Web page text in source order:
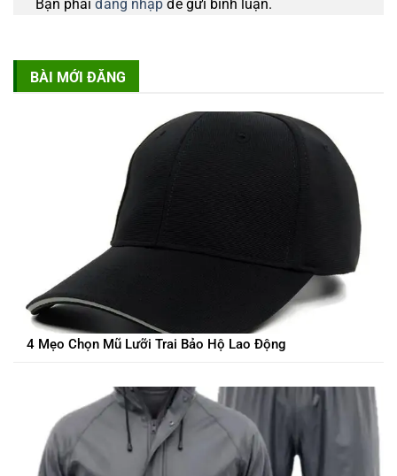
Bạn phải đăng nhập để gửi bình luận.
BÀI MỚI ĐĂNG
4 Mẹo Chọn Mũ Lưỡi Trai Bảo Hộ Lao Động